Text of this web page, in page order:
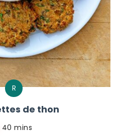
R
de thon
40 mins